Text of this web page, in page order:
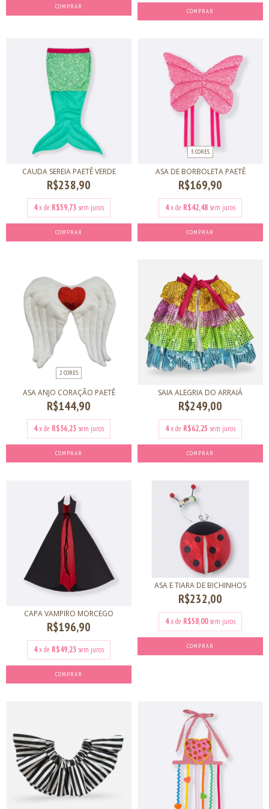
CAUDA SEREIA PAETÊ VERDE
R$238,90
4x de R$59,73 sem juros
COMPRAR
3 CORES
ASA DE BORBOLETA PAETÊ
R$169,90
4x de R$42,48 sem juros
COMPRAR
2 CORES
ASA ANJO CORAÇÃO PAETÊ
R$144,90
4x de R$36,23 sem juros
COMPRAR
SAIA ALEGRIA DO ARRAIÁ
R$249,00
4x de R$62,25 sem juros
CAPA VAMPIRO MORCEGO
R$196,90
4x de R$49,23 sem juros
ASA E TIARA DE BICHINHOS
R$232,00
4x de R$58,00 sem juros
COMPRAR